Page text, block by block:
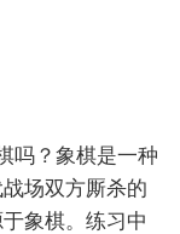
吗？象棋是一种
场双方厮杀的
象棋。练习中